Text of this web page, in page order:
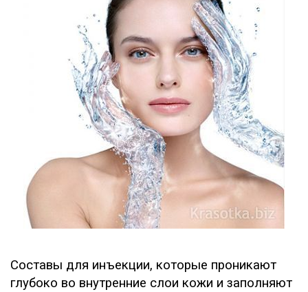
Составы для инъекции, которые проникают
глубоко во внутренние слои кожи и заполняют